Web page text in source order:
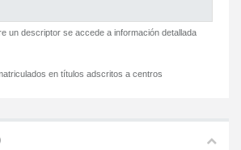
un descriptor se accede a información detallada
en títulos adscritos a centros